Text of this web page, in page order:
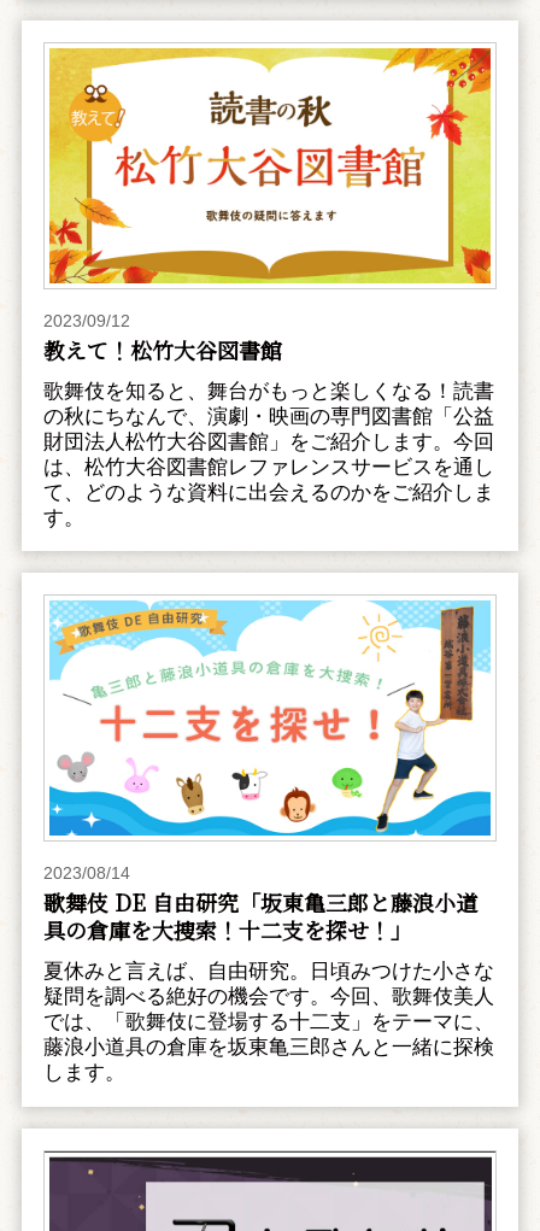
2023/09/12
教えて！松竹大谷図書館
歌舞伎を知ると、舞台がもっと楽しくなる！読書
の秋にちなんで、演劇・映画の専門図書館「公益
財団法人松竹大谷図書館」をご紹介します。今回
は、松竹大谷図書館レファレンスサービスを通し
て、どのような資料に出会えるのかをご紹介しま
す。
2023/08/14
歌舞伎 DE 自由研究「坂東亀三郎と藤浪小道
具の倉庫を大捜索！十二支を探せ！」
夏休みと言えば、自由研究。日頃みつけた小さな
疑問を調べる絶好の機会です。今回、歌舞伎美人
では、「歌舞伎に登場する十二支」をテーマに、
藤浪小道具の倉庫を坂東亀三郎さんと一緒に探検
します。